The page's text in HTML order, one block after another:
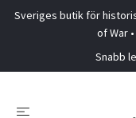
Sveriges butik för
of War
Snabb